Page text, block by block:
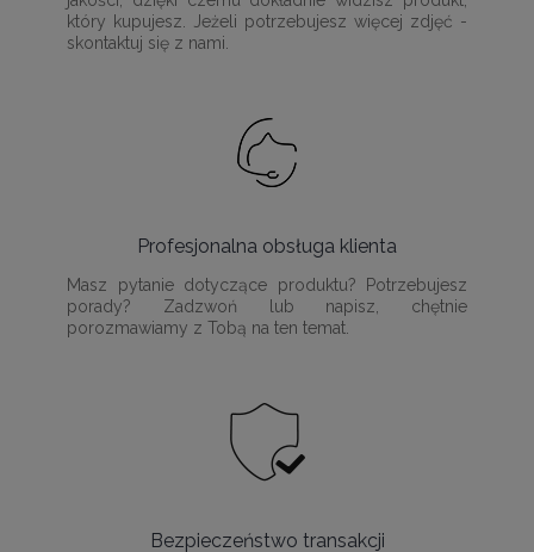
który kupujesz. Jeżeli potrzebujesz więcej zdjęć -
skontaktuj się z nami.
Profesjonalna obsługa klienta
Masz pytanie dotyczące produktu? Potrzebujesz
porady? Zadzwoń lub napisz, chętnie
porozmawiamy z Tobą na ten temat.
Bezpieczeństwo transakcji